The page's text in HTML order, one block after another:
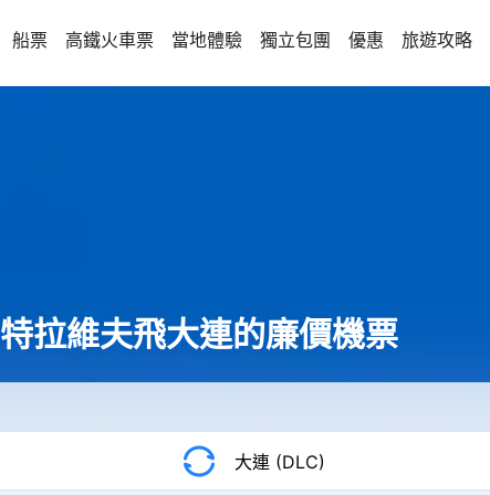
船票 高鐵火車票 當地體驗 獨立包團 優惠 旅遊攻略
特拉維夫飛大連的廉價機票